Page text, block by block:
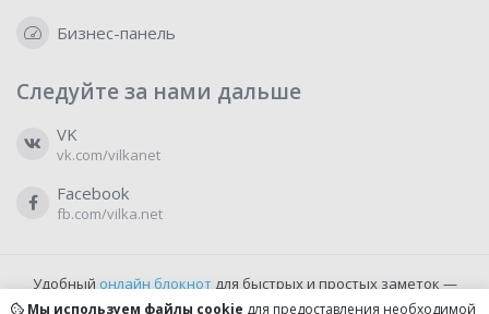
Бизнес-панель
Следуйте за нами дальше
VK
vk.com/vilkanet
Facebook
fb.com/vilka.net
Удобный онлайн блокнотдля быстрых и простых заметок —
бесплатно и доступно прямо из браузера.
Мы используем файлы cookie для предоставления необходимой